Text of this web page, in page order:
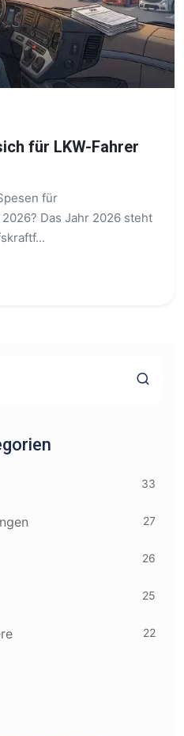
für LKW-Fahrer
für
Das Jahr 2026 steht
33
27
26
25
22